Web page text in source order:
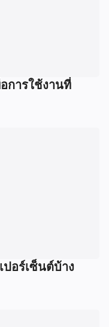
การใช้งานที่
อร์เซ็นต์บ้าง